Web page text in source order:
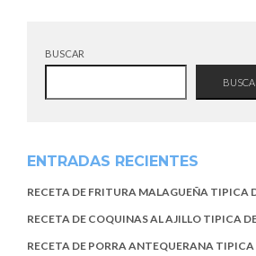
BUSCAR
ENTRADAS RECIENTES
RECETA DE FRITURA MALAGUEÑA TIPICA
RECETA DE COQUINAS AL AJILLO TIPICA
RECETA DE PORRA ANTEQUERANA